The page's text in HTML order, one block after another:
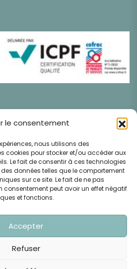
le consentement
nous utilisons des
cookies pour stocker et/ou accéder aux
Le fait de consentir à ces technologies
données telles que le comportement
sur ce site. Le fait de ne pas
consentement peut avoir un effet négatif
et fonctions.
Accepter
Refuser
: CM2C Centre De
De Conciliateurs
De Ponthieu, 75008 Paris
Ressources - Tous Droits
Réservés
de Confidentialités
Générales de Ventes